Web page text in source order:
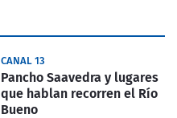
CANAL 13
Pancho Saavedra y lugares
que hablan recorren el Río
Bueno